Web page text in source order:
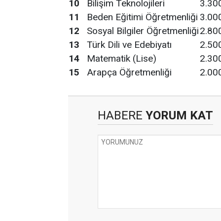
10
Bilişim Teknolojileri
11
Beden Eğitimi Öğretmenliği
12
Sosyal Bilgiler Öğretmenliği
13
Türk Dili ve Edebiyatı
14
Matematik (Lise)
15
Arapça Öğretmenliği
HABERE YORUM KAT